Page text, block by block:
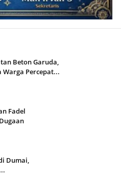
Beton Garuda,
Percepat...
Fadel
Dumai,